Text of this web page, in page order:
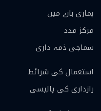
ہماری بارے ميں
مرکز مدد
سماجی ذمہ داری
استعمال کی شرائط
رازداری کی پالیسی